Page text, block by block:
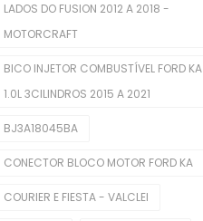
Limpeza Automotiva
Motor
Balancins
Bieletas
Bobina De Ignição
LADOS DO FUSION 2012 A 2018 -
MOTORCRAFT
BICO INJETOR COMBUSTÍVEL FORD KA
1.0L 3CILINDROS 2015 A 2021
BJ3A18045BA
CONECTOR BLOCO MOTOR FORD KA
COURIER E FIESTA - VALCLEI